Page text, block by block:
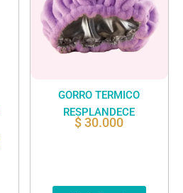
GORRO TERMICO
RESPLANDECE
$30.000